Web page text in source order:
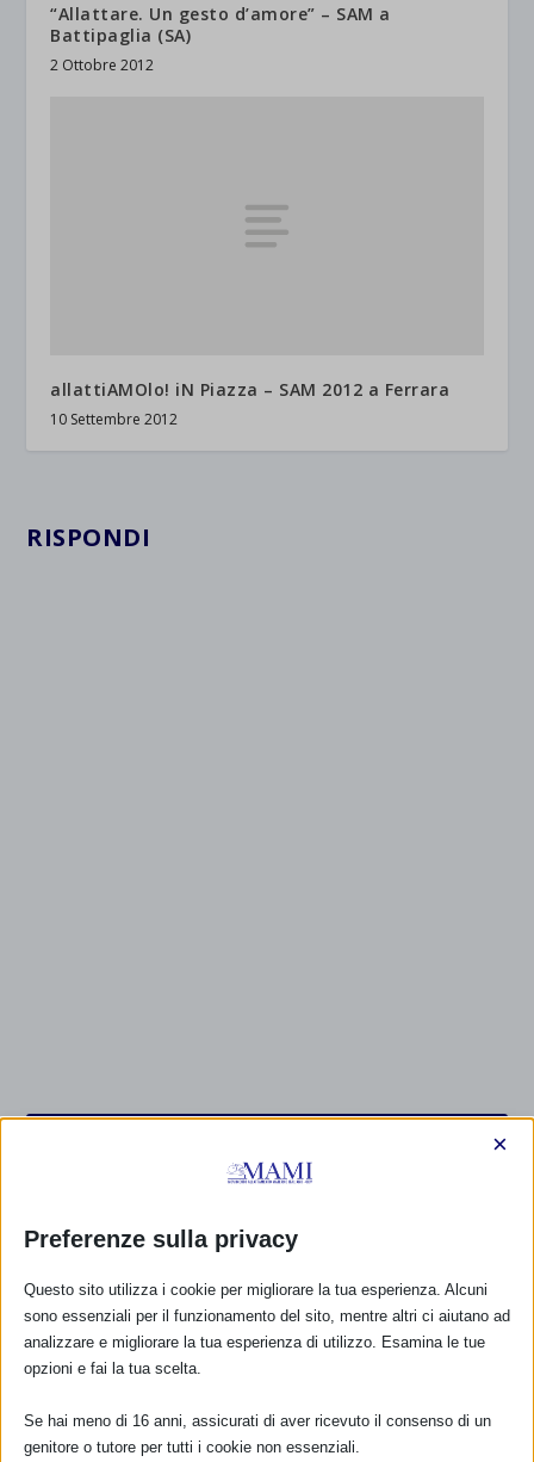
“Allattare. Un gesto d’amore” – SAM a
Battipaglia (SA)
2 Ottobre 2012
allattiAMOlo! iN Piazza – SAM 2012 a Ferrara
10 Settembre 2012
RISPONDI
FARMACI IN ALLATTAMENTO E
GRAVIDANZA
NUMERO VERDE GRATUITO
Preferenze sulla privacy
×
Questo sito utilizza i cookie per migliorare la tua esperienza. Alcuni
sono essenziali per il funzionamento del sito, mentre altri ci aiutano ad
analizzare e migliorare la tua esperienza di utilizzo. Esamina le tue
opzioni e fai la tua scelta.
Se hai meno di 16 anni, assicurati di aver ricevuto il consenso di un
genitore o tutore per tutti i cookie non essenziali.